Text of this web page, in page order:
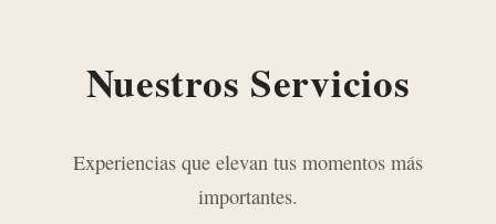
Nuestros Servicios
Experiencias que elevan tus momentos más
importantes.